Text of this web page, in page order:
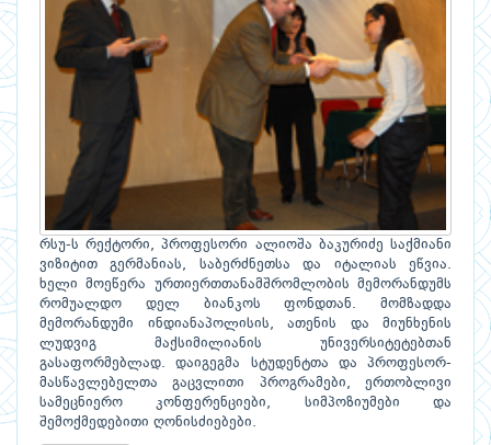
რსუ-ს რექტორი, პროფესორი ალიოშა ბაკურიძე საქმიანი
ვიზიტით გერმანიას, საბერძნეთსა და იტალიას ეწვია.
ხელი მოეწერა ურთიერთთანამშრომლობის მემორანდუმს
რომუალდო დელ ბიანკოს ფონდთან. მომზადდა
მემორანდუმი ინდიანაპოლისის, ათენის და მიუნხენის
ლუდვიგ მაქსიმილიანის უნივერსიტეტებთან
გასაფორმებლად. დაიგეგმა სტუდენტთა და პროფესორ-
მასწავლებელთა გაცვლითი პროგრამები, ერთობლივი
სამეცნიერო კონფერენციები, სიმპოზიუმები და
შემოქმედებითი ღონისძიებები.